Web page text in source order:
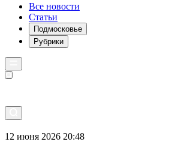
Все новости
Статьи
Подмосковье
Рубрики
12 июня 2026 20:48